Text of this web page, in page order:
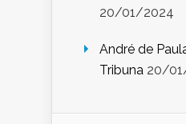
20/01/2024
André de
Tribuna 20/